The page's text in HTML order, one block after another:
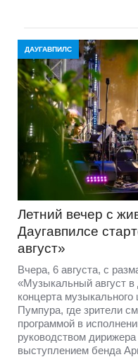
ДАУГАВПИЛС
Летний вечер с
Даугавпилсе
август»
Вчера, 6 августа, с
«Музыкальный август
концерта
Пумпура, где зрители
программой в
руководством
выступлением бенда